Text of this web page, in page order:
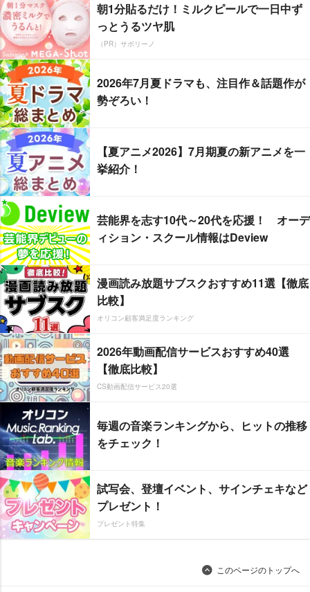
朝1分貼るだけ！ミルクピールで一日中ず
っとうるツヤ肌
（PR）サボリーノ
2026年7月夏ドラマも、注目作＆話題作が
勢ぞろい！
【夏アニメ2026】7月期夏の新アニメを一
挙紹介！
芸能界を志す10代～20代を応援！ オーデ
ィション・スクール情報はDeview
漫画読み放題サブスクおすすめ11選【徹底
比較】
オリコン顧客満足度ランキング
2026年動画配信サービスおすすめ40選
【徹底比較】
CS動画配信サービス20選
毎週の音楽ランキングから、ヒットの推移
をチェック！
試写会、登壇イベント、サインチェキなど
プレゼント！
プレゼント特集
このページのトップへ